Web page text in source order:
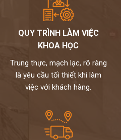
QUY TRÌNH LÀM VIỆC
KHOA HỌC
Trung thực, mạch lạc, rõ ràng
là yêu cầu tối thiết khi làm
việc với khách hàng.